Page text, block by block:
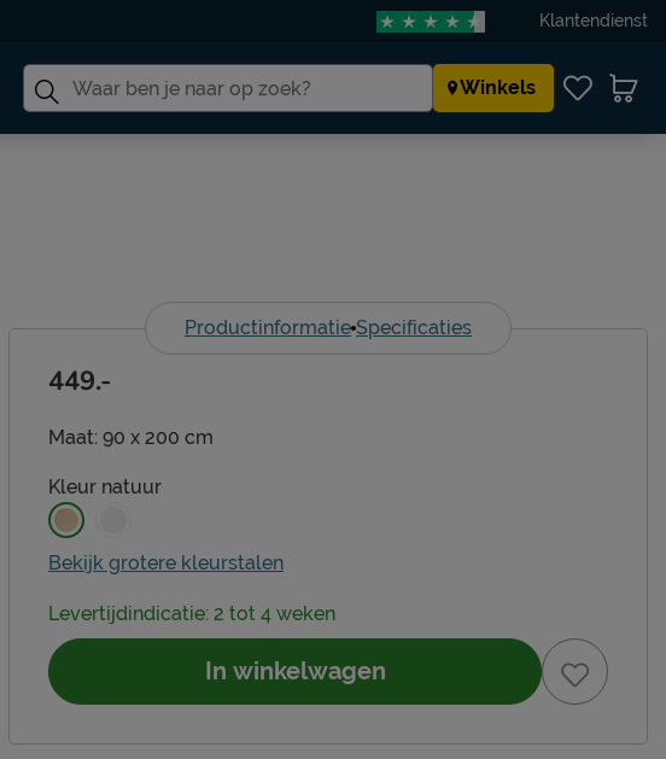
Klantendienst
Winkels
Productinformatie Specificaties
Maat: 90 x 200 cm
Kleur natuur
Bekijk grotere kleurstalen
449.-
Levertijdindicatie: 2 tot 4 weken
In winkelwagen